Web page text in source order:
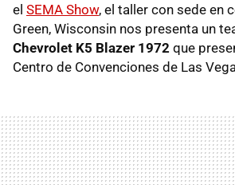
el SEMA Show, el taller con sede en
Green, Wisconsin nos presenta un
Chevrolet K5 Blazer 1972 que
Centro de Convenciones de Las